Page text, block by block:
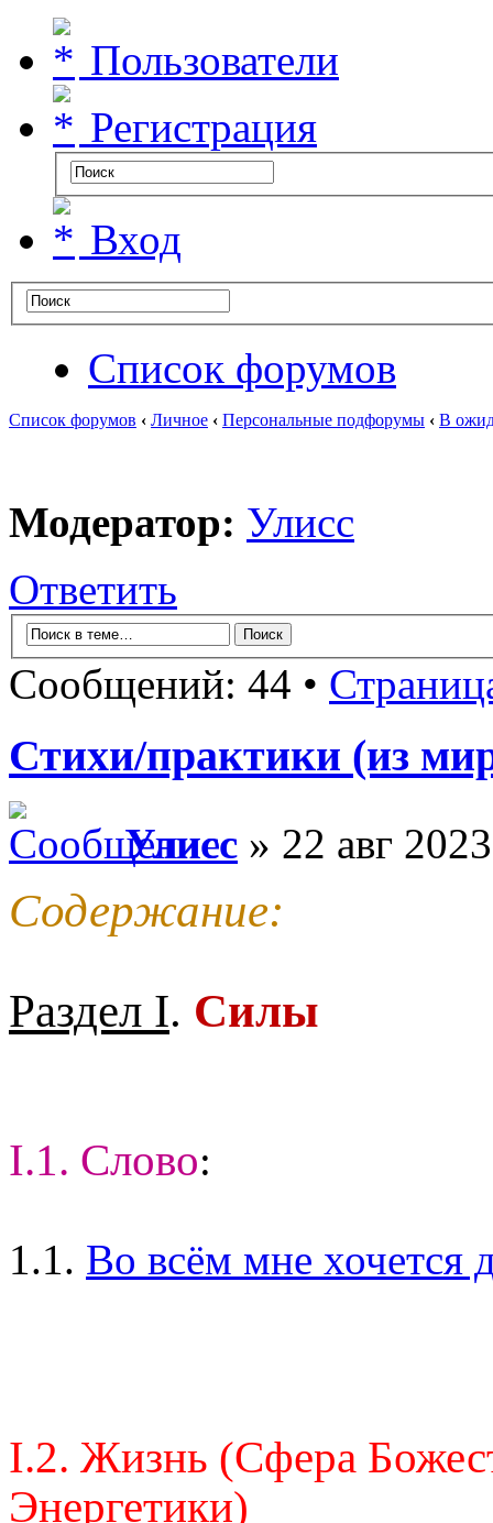
Пользователи
Регистрация
Вход
Список форумов
Список форумов ‹ Личное ‹ Персональные подфорумы ‹ В
Модератор: Улисс
Ответить
Сообщений: 44 •
Стихи/практики (из
Улисс » 22 авг
Содержание:
Раздел I. Силы
I.1. Слово:
1.1. Во всём мне хочется
I.2. Жизнь (Сфера
Энергетики)